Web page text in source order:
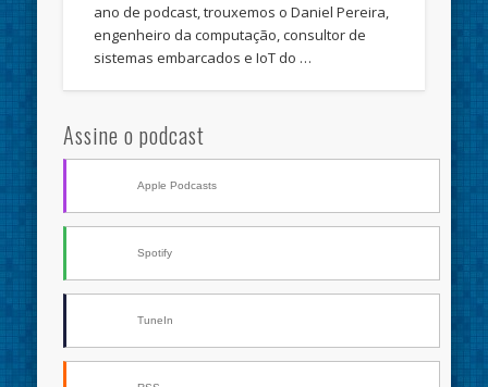
ano de podcast, trouxemos o Daniel Pereira,
engenheiro da computação, consultor de
sistemas embarcados e IoT do …
Assine o podcast
Apple Podcasts
Spotify
TuneIn